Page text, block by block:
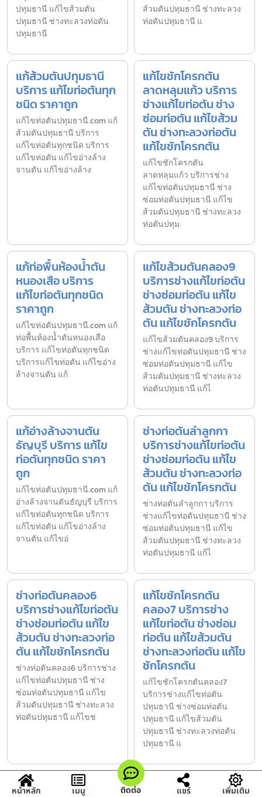
ปทุมธานี แก้ไขส้วมตัน
ปทุมธานี ช่างทะลวงท่อตัน
ปทุมธานี
ส้วมตันปทุมธานี ช่างทะลวง
ท่อตันปทุมธานี แ
แก้ส้วมตันปทุมธานี
บริการ แก้ไขท่อตันทุก
ชนิด ราคาถูก
แก้ไขท่อตันปทุมธานี.com แก้
ส้วมตันปทุมธานี บริการ
แก้ไขท่อตันทุกชนิด บริการ
แก้ไขท่อตัน แก้ไขอ่างล้าง
จานตัน แก้ไขอ่างล้าง
แก้ไขชักโครกตัน
ลาดหลุมแก้ว บริการ
ช่างแก้ไขท่อตัน ช่าง
ซ่อมท่อตัน แก้ไขส้วม
ตัน ช่างทะลวงท่อตัน
แก้ไขชักโครกตัน
แก้ไขชักโครกตัน
ลาดหลุมแก้ว บริการช่าง
แก้ไขท่อตันปทุมธานี ช่าง
ซ่อมท่อตันปทุมธานี แก้ไข
ส้วมตันปทุมธานี ช่างทะลวง
ท่อตันปทุม
แก้ท่อพื้นห้องน้ำตัน
หนองเสือ บริการ
แก้ไขท่อตันทุกชนิด
ราคาถูก
แก้ไขท่อตันปทุมธานี.com แก้
ท่อพื้นห้องน้ำตันหนองเสือ
บริการ แก้ไขท่อตันทุกชนิด
บริการแก้ไขท่อตัน แก้ไขอ่าง
ล้างจานตัน แก้
แก้ไขส้วมตันคลอง9
บริการช่างแก้ไขท่อตัน
ช่างซ่อมท่อตัน แก้ไข
ส้วมตัน ช่างทะลวงท่อ
ตัน แก้ไขชักโครกตัน
แก้ไขส้วมตันคลอง9 บริการ
ช่างแก้ไขท่อตันปทุมธานี ช่าง
ซ่อมท่อตันปทุมธานี แก้ไข
ส้วมตันปทุมธานี ช่างทะลวง
ท่อตันปทุมธานี แก้ไ
แก้อ่างล้างจานตัน
ธัญบุรี บริการ แก้ไข
ท่อตันทุกชนิด ราคา
ถูก
แก้ไขท่อตันปทุมธานี.com แก้
อ่างล้างจานตันธัญบุรี บริการ
แก้ไขท่อตันทุกชนิด บริการ
แก้ไขท่อตัน แก้ไขอ่างล้าง
จานตัน แก้ไขอ่
ช่างท่อตันลำลูกกา
บริการช่างแก้ไขท่อตัน
ช่างซ่อมท่อตัน แก้ไข
ส้วมตัน ช่างทะลวงท่อ
ตัน แก้ไขชักโครกตัน
ช่างท่อตันลำลูกกา บริการ
ช่างแก้ไขท่อตันปทุมธานี ช่าง
ซ่อมท่อตันปทุมธานี แก้ไข
ส้วมตันปทุมธานี ช่างทะลวง
ท่อตันปทุมธานี แก้ไ
ช่างท่อตันคลอง6
บริการช่างแก้ไขท่อตัน
ช่างซ่อมท่อตัน แก้ไข
ส้วมตัน ช่างทะลวงท่อ
ตัน แก้ไขชักโครกตัน
ช่างท่อตันคลอง6 บริการช่าง
แก้ไขท่อตันปทุมธานี ช่าง
ซ่อมท่อตันปทุมธานี แก้ไข
ส้วมตันปทุมธานี ช่างทะลวง
ท่อตันปทุมธานี แก้ไขช
แก้ไขชักโครกตัน
คลอง7 บริการช่าง
แก้ไขท่อตัน ช่างซ่อม
ท่อตัน แก้ไขส้วมตัน
ช่างทะลวงท่อตัน แก้ไข
ชักโครกตัน
แก้ไขชักโครกตันคลอง7
บริการช่างแก้ไขท่อตัน
ปทุมธานี ช่างซ่อมท่อตัน
ปทุมธานี แก้ไขส้วมตัน
ปทุมธานี ช่างทะลวงท่อตัน
ปทุมธานี แ
แก้ชักโครกตันสามโคก
ช่างทะลวงท่อตัน
หน้าหลัก เมนู ติดต่อ แชร์ เพิ่มเติม